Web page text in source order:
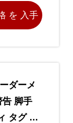
を 入手
ダーメ
告 脚手
タグ ロ